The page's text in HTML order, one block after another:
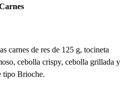
carnes de res de 125 g, tocineta
cebolla crispy, cebolla grillada y
tipo Brioche.